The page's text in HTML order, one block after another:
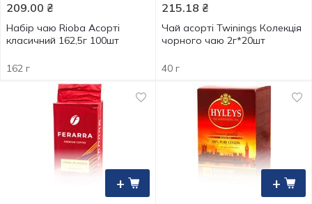
209.00 ₴
Набір чаю Rioba Асорті
класичний 162,5г 100шт
162 г
215.18 ₴
Чай асорті Twinings Колекція
чорного чаю 2г*20шт
40 г
+ +